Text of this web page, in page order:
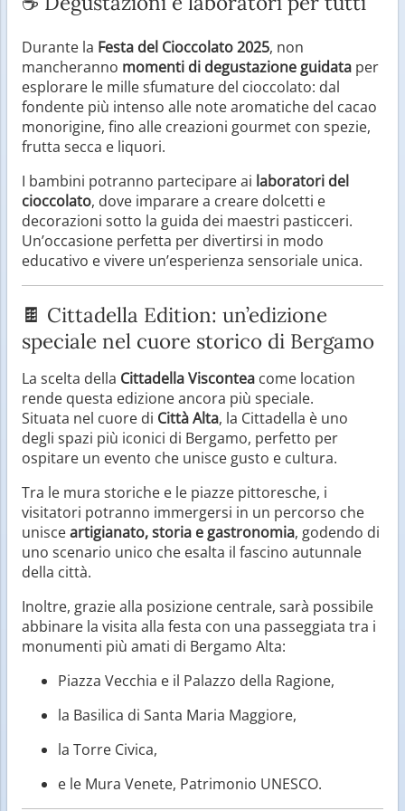
Durante la Festa del Cioccolato 2025, non
mancheranno momenti di degustazione guidata per
esplorare le mille sfumature del cioccolato: dal
fondente più intenso alle note aromatiche del cacao
monorigine, fino alle creazioni gourmet con spezie,
frutta secca e liquori.
I bambini potranno partecipare ai laboratori del
cioccolato, dove imparare a creare dolcetti e
decorazioni sotto la guida dei maestri pasticceri.
Un’occasione perfetta per divertirsi in modo
educativo e vivere un’esperienza sensoriale unica.
🍫 Cittadella Edition: un’edizione
speciale nel cuore storico di Bergamo
La scelta della Cittadella Viscontea come location
rende questa edizione ancora più speciale.
Situata nel cuore di Città Alta, la Cittadella è uno
degli spazi più iconici di Bergamo, perfetto per
ospitare un evento che unisce gusto e cultura.
Tra le mura storiche e le piazze pittoresche, i
visitatori potranno immergersi in un percorso che
unisceartigianato, storia e gastronomia, godendo di
uno scenario unico che esalta il fascino autunnale
della città.
Inoltre, grazie alla posizione centrale, sarà possibile
abbinare la visita alla festa con una passeggiata tra i
monumenti più amati di Bergamo Alta:
Piazza Vecchia e il Palazzo della Ragione,
la Basilica di Santa Maria Maggiore,
la Torre Civica,
e le Mura Venete, Patrimonio UNESCO.